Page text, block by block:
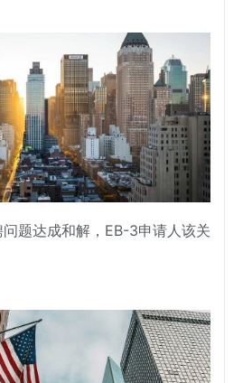
题达成和解，EB-3申请人该关